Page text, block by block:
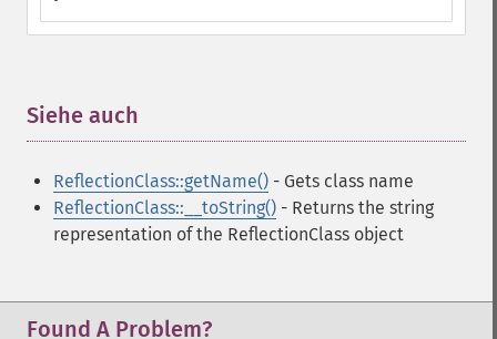
Siehe auch
ReflectionClass::getName() - Gets class name
ReflectionClass::__toString() - Returns the string
representation of the ReflectionClass object
Found A Problem?